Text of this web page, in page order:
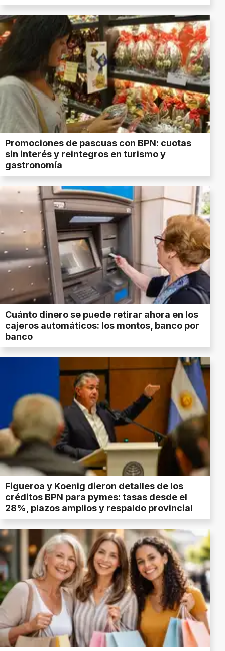
Promociones de pascuas con BPN: cuotas
sin interés y reintegros en turismo y
gastronomía
Cuánto dinero se puede retirar ahora en los
cajeros automáticos: los montos, banco por
banco
Figueroa y Koenig dieron detalles de los
créditos BPN para pymes: tasas desde el
28%, plazos amplios y respaldo provincial